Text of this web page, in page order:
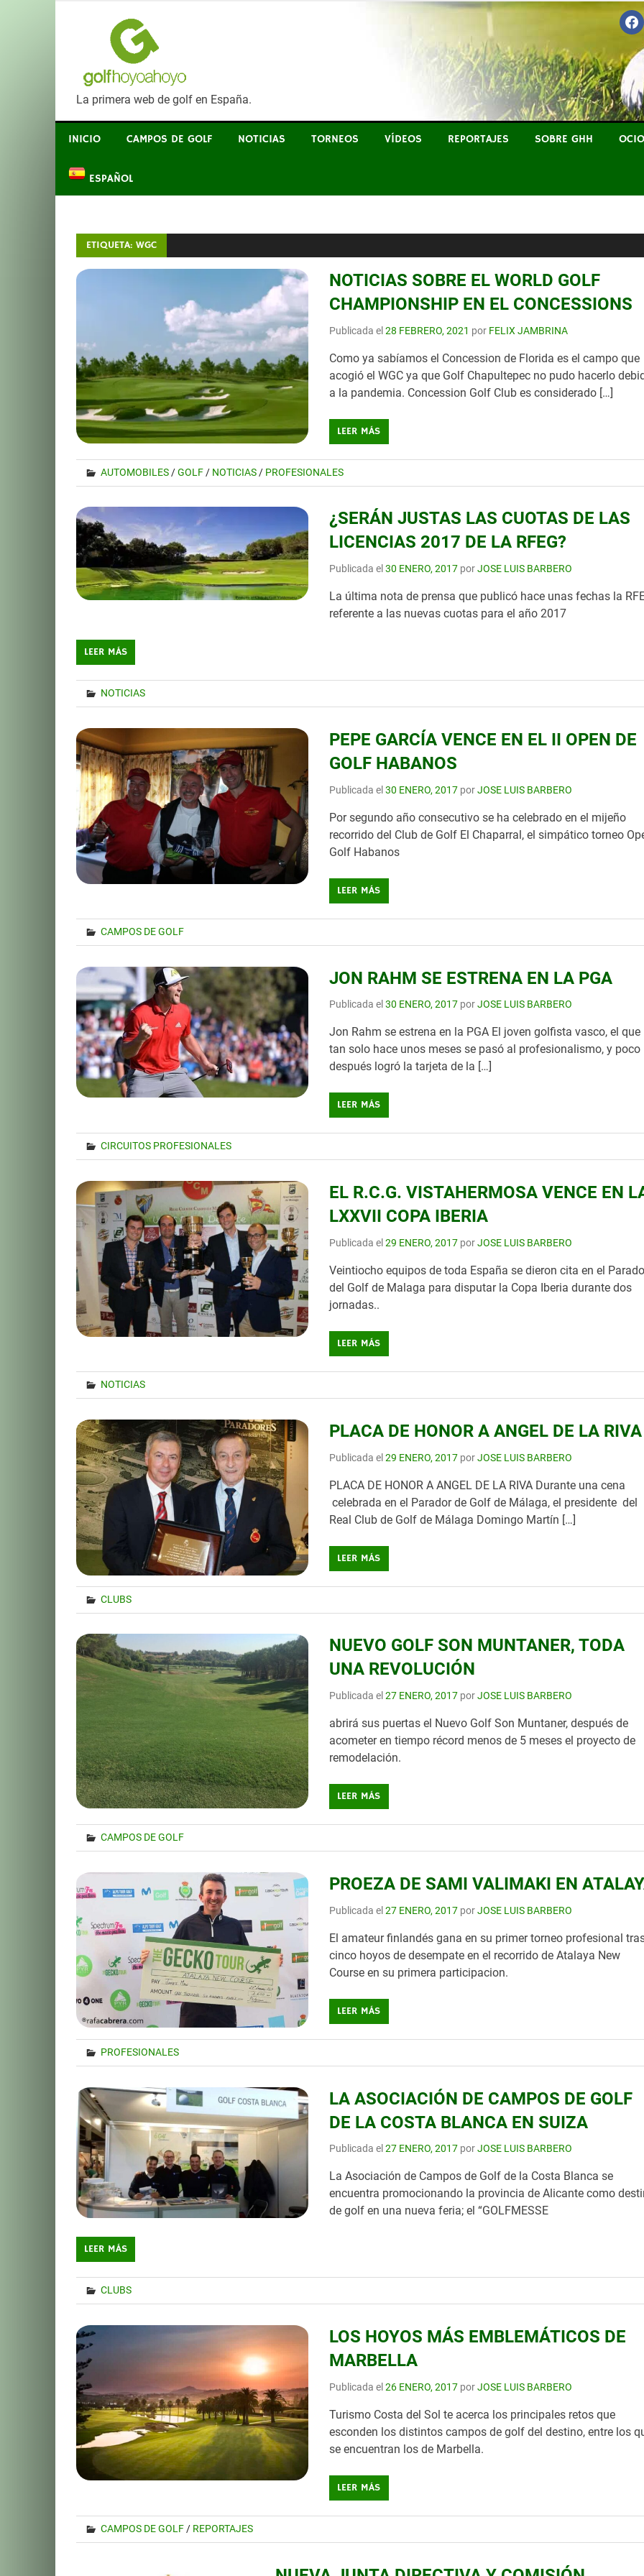
CONTENIDO
GOLF HOYO A HOYO
La primera web de golf en España.
INICIO CAMPOS DE GOLF NOTICIAS TORNEOS VÍDEOS REPORTAJES SOBRE GHH OCIO
ESPAÑOL
ETIQUETA: WGC
NOTICIAS SOBRE EL WORLD GOLF
CHAMPIONSHIP EN EL CONCESSIONS
Publicada el28 FEBRERO, 2021 por FELIX JAMBRINA
Como ya sabíamos el Concession de Florida es el campo que
acogió el WGC ya que Golf Chapultepec no pudo hacerlo
a la pandemia. Concession Golf Club es considerado […]
LEER MÁS
AUTOMOBILES/GOLF/ NOTICIAS/ PROFESIONALES
¿SERÁN JUSTAS LAS CUOTAS DE LAS
LICENCIAS 2017 DE LA RFEG?
Publicada el30 ENERO, 2017 porJOSE LUIS BARBERO
La última nota de prensa que publicó hace unas fechas la
referente a las nuevas cuotas para el año 2017
LEER MÁS
NOTICIAS
PEPE GARCÍA VENCE EN EL II OPEN DE
GOLF HABANOS
Publicada el30 ENERO, 2017 porJOSE LUIS BARBERO
Por segundo año consecutivo se ha celebrado en el mijeño
recorrido del Club de Golf El Chaparral, el simpático torneo
Golf Habanos
LEER MÁS
CAMPOS DE GOLF
JON RAHM SE ESTRENA EN LA PGA
Publicada el30 ENERO, 2017 porJOSE LUIS BARBERO
Jon Rahm se estrena en la PGA El joven golfista vasco, el que
tan solo hace unos meses se pasó al profesionalismo, y poco
después logró la tarjeta de la […]
LEER MÁS
CIRCUITOS PROFESIONALES
EL R.C.G. VISTAHERMOSA VENCE EN
LXXVII COPA IBERIA
Publicada el29 ENERO, 2017 porJOSE LUIS BARBERO
Veintiocho equipos de toda España se dieron cita en el
del Golf de Malaga para disputar la Copa Iberia durante dos
jornadas..
LEER MÁS
NOTICIAS
PLACA DE HONOR A ANGEL DE LA RIVA
Publicada el29 ENERO, 2017 porJOSE LUIS BARBERO
PLACA DE HONOR A ANGEL DE LA RIVA Durante una cena
celebrada en el Parador de Golf de Málaga, el presidente del
Real Club de Golf de Málaga Domingo Martín […]
LEER MÁS
CLUBS
NUEVO GOLF SON MUNTANER, TODA
UNA REVOLUCIÓN
Publicada el27 ENERO, 2017 porJOSE LUIS BARBERO
abrirá sus puertas el Nuevo Golf Son Muntaner, después de
acometer en tiempo récord menos de 5 meses el proyecto de
remodelación.
LEER MÁS
CAMPOS DE GOLF
PROEZA DE SAMI VALIMAKI EN
Publicada el27 ENERO, 2017 porJOSE LUIS BARBERO
El amateur finlandés gana en su primer torneo profesional
cinco hoyos de desempate en el recorrido de Atalaya New
Course en su primera participacion.
LEER MÁS
PROFESIONALES
LA ASOCIACIÓN DE CAMPOS DE GOLF
DE LA COSTA BLANCA EN SUIZA
Publicada el27 ENERO, 2017 porJOSE LUIS BARBERO
La Asociación de Campos de Golf de la Costa Blanca se
encuentra promocionando la provincia de Alicante como
de golf en una nueva feria; el “GOLFMESSE
LEER MÁS
CLUBS
LOS HOYOS MÁS EMBLEMÁTICOS DE
MARBELLA
Publicada el26 ENERO, 2017 porJOSE LUIS BARBERO
Turismo Costa del Sol te acerca los principales retos que
esconden los distintos campos de golf del destino, entre los
se encuentran los de Marbella.
LEER MÁS
CAMPOS DE GOLF/ REPORTAJES